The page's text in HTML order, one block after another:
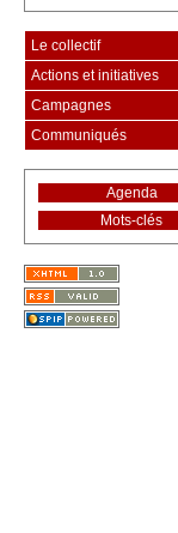
Le collectif
Actions et initiatives
Campagnes
Communiqués
Agenda
Mots-clés